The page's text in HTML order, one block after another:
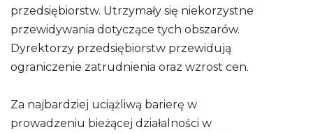
przedsiębiorstw. Utrzymały się niekorzystne
przewidywania dotyczące tych obszarów.
Dyrektorzy przedsiębiorstw przewidują
ograniczenie zatrudnienia oraz wzrost cen.
Za najbardziej uciążliwą barierę w
prowadzeniu bieżącej działalności w